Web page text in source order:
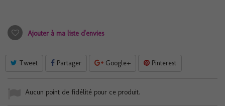
Ajouter à ma liste d'envies
Tweet Partager Google+ Pinterest
Aucun point de fidélité pour ce produit.